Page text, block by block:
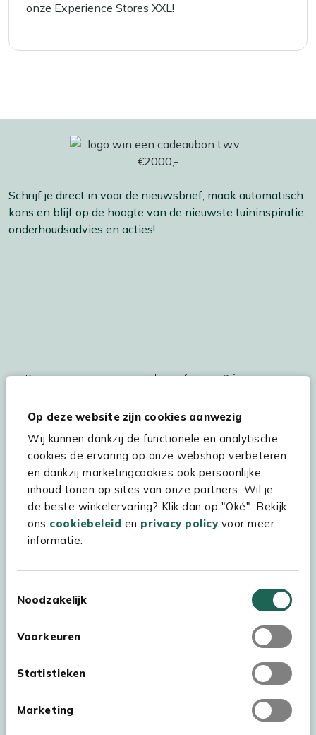
Op deze website zijn cookies aanwezig
Wij kunnen dankzij de functionele en analytische
cookies de ervaring op onze webshop verbeteren
en dankzij marketingcookies ook persoonlijke
inhoud tonen op sites van onze partners. Wil je
de beste winkelervaring? Klik dan op "Oké". Bekijk
ons cookiebeleid en privacy policyvoor meer
informatie.
Noodzakelijk
Voorkeuren
Statistieken
Marketing
onze Experience Stores XXL!
Schrijf je direct in voor de nieuwsbrief, maak automatisch
kans en blijf op de hoogte van de nieuwste tuininspiratie,
onderhoudsadvies en acties!
De persoonsgegegevens worden conform onsPrivacy
Hulp & service
Assortiment
Kees Smit Tuinmeubelen
Experience Stores XXL